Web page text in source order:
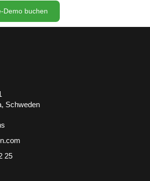
Demo buchen
Schweden
25